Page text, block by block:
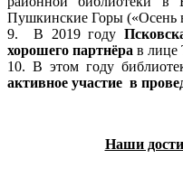
Пушкинские Горы («Осень
9. В 2019 году
хорошего партнёра в лице
10. В этом году
активное участие в
Наши